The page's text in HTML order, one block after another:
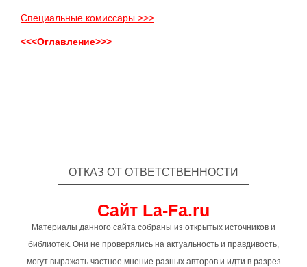
Специальные комиссары >>>
<<<Оглавление>>>
ОТКАЗ ОТ ОТВЕТСТВЕННОСТИ
Сайт La-Fa.ru
Материалы данного сайта собраны из открытых источников и
библиотек. Они не проверялись на актуальность и правдивость,
могут выражать частное мнение разных авторов и идти в разрез